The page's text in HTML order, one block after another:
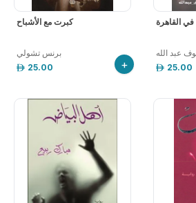
كبرت مع الأشباح
برنس تشولي
25.00
+
القاهرة
عبد الله
25.00